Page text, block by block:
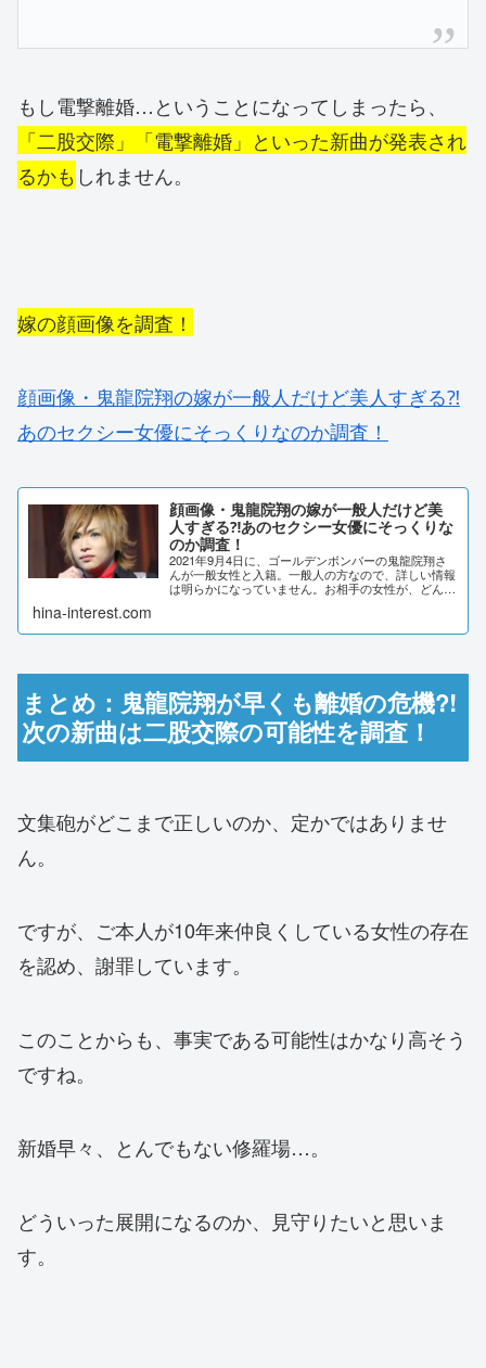
もし電撃離婚…ということになってしまったら、
「二股交際」「電撃離婚」といった新曲が発表され
るかも しれません。
嫁の顔画像を調査！
顔画像・鬼龍院翔の嫁が一般人だけど美人すぎる⁈
あのセクシー女優にそっくりなのか調査！
顔画像・鬼龍院翔の嫁が一般人だけど美
人すぎる⁈あのセクシー女優にそっくりな
のか調査！
2021年9月4日に、ゴールデンボンバーの鬼龍院翔さ
んが一般女性と入籍。一般人の方なので、詳しい情報
は明らかになっていません。お相手の女性が、どんな
hina-interest.com
まとめ：鬼龍院翔が早くも離婚の危機?!
次の新曲は二股交際の可能性を調査！
文集砲がどこまで正しいのか、定かではありませ
ん。
ですが、ご本人が10年来仲良くしている女性の存在
を認め、謝罪しています。
このことからも、事実である可能性はかなり高そう
ですね。
新婚早々、とんでもない修羅場…。
どういった展開になるのか、見守りたいと思いま
す。